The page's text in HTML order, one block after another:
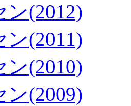
ン(2012)
ン(2011)
ン(2010)
ン(2009)